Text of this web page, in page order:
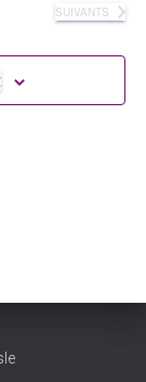
ÉVÈNEMENTS
SUIVANTS